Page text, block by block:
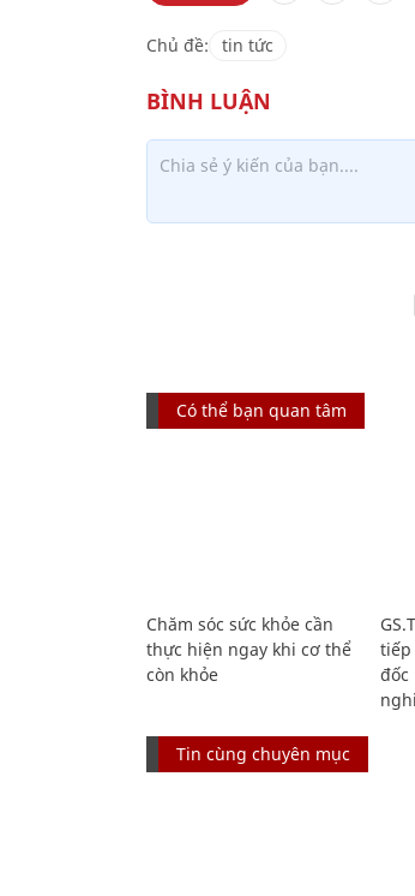
Chủ đề: tin tức
Có thể bạn quan tâm
Chăm sóc sức khỏe cần
thực hiện ngay khi cơ thể
còn khỏe
tiếp
đốc
Tin cùng chuyên mục